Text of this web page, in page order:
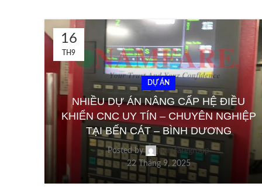
16
TH9
DỰ ÁN
NHIỀU DỰ ÁN NÂNG CẤP HỆ ĐIỀU
KHIỂN CNC UY TÍN – CHUYÊN NGHIỆP
TẠI BẾN CÁT – BÌNH DƯƠNG
Posted by
namfaregroup
22 Tháng 9, 2025